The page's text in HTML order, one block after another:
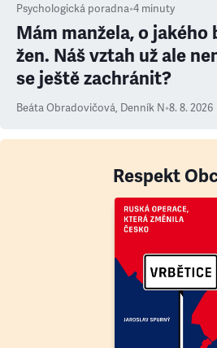
Psychologická poradna•4 minuty
Mám manžela, o
žen. Náš vztah už ale
se ještě zachránit?
Beáta Obradovičová, Denník N•8. 8. 2026
Respekt